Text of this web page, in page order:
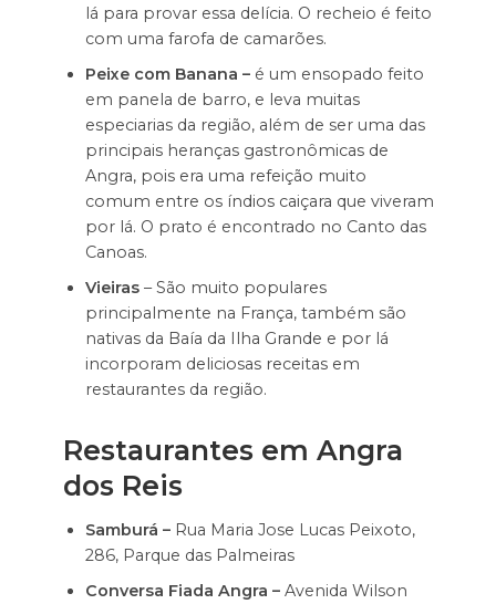
lá para provar essa delícia. O recheio é feito
com uma farofa de camarões.
Peixe com Banana –é um ensopado feito
em panela de barro, e leva muitas
especiarias da região, além de ser uma das
principais heranças gastronômicas de
Angra, pois era uma refeição muito
comum entre os índios caiçara que viveram
por lá. O prato é encontrado no Canto das
Canoas.
Vieiras– São muito populares
principalmente na França, também são
nativas da Baía da Ilha Grande e por lá
incorporam deliciosas receitas em
restaurantes da região.
Restaurantes em Angra
dos Reis
Samburá – Rua Maria Jose Lucas Peixoto,
286, Parque das Palmeiras
Conversa Fiada Angra – Avenida Wilson